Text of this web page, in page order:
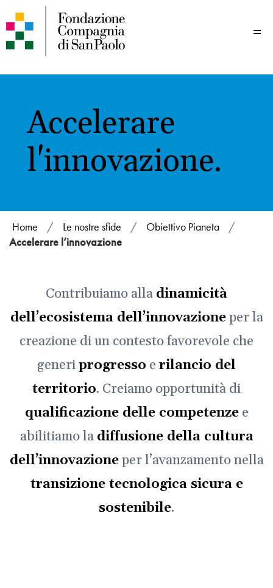
Accelerare
l'innovazione.
Home / Le nostre sfide / Obiettivo Pianeta
/
Accelerare l’innovazione
Contribuiamo alla dinamicità
dell’ecosistema dell’innovazioneper la
creazione di un contesto favorevole che
generiprogresso e rilancio del
territorio. Creiamo opportunità di
qualificazione delle competenzee
abilitiamo la diffusione della cultura
dell’innovazioneper l’avanzamento nella
transizione tecnologica sicura e
sostenibile.